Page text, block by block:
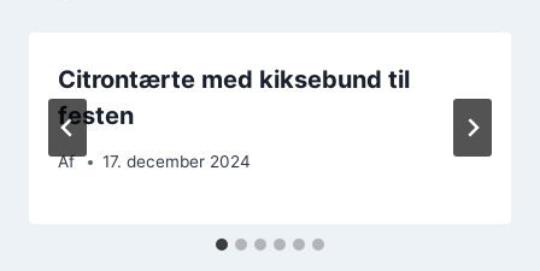
Citrontærte med kiksebund til
festen
Af 17. december 2024